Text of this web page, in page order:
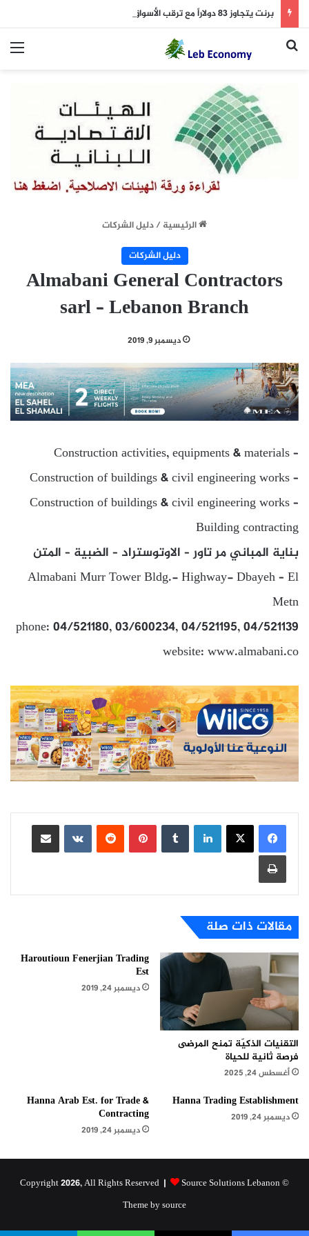
بحث عن
الرئيسية/دليل الشركات
دليل الشركات
Almabani General Contractors
sarl – Lebanon Branch
ديسمبر 9, 2019
Construction activities, equipments & materials –
Construction of buildings & civil engineering works –
Construction of buildings & civil engineering works –
Building contracting
بناية المباني مر تاور – الاوتوستراد – الضبية – المتن
Almabani Murr Tower Bldg.- Highway- Dbayeh – El
Metn
phone: 04/521180, 03/600234, 04/521195, 04/521139
website: www.almabani.co
لينكدإن بينتيريست
مشاركة عبر البريد
طباعة
مقالات ذات صلة
التقنيات الذكيّة تمنح المرضى
فرصة ثانية للحياة
أغسطس 24, 2025
Haroutioun Fenerjian Trading
Est
ديسمبر 24, 2019
Hanna Trading Establishment
ديسمبر 24, 2019
Hanna Arab Est. for Trade &
Contracting
ديسمبر 24, 2019
© Copyright 2026, All Rights Reserved |
Source Solutions Lebanon
Theme by source